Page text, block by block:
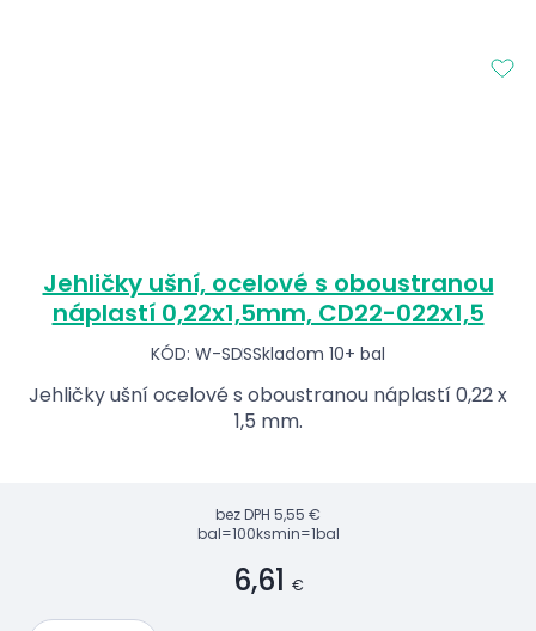
Jehličky ušní, ocelové s oboustranou
náplastí 0,22x1,5mm, CD22-022x1,5
KÓD: W-SDSSkladom 10+ bal
Jehličky ušní ocelové s oboustranou náplastí 0,22 x
1,5 mm.
bez DPH 5,55 €
bal=100ksmin=1bal
6,61 €